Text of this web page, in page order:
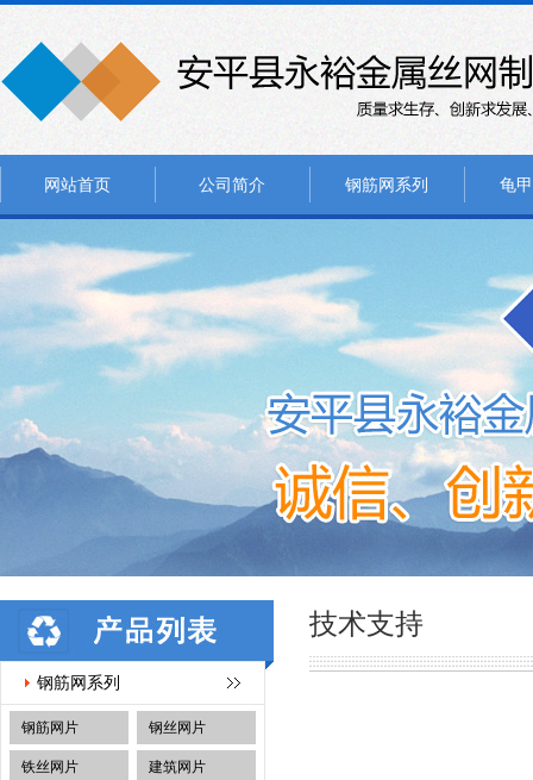
网站首页 公司简介 钢筋网系列 龟
钢筋网系列
钢筋网片 钢丝网片
铁丝网片 建筑网片
技术支持